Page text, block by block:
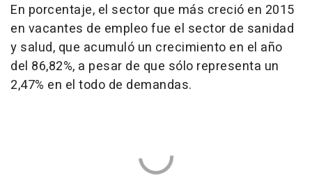
En porcentaje, el sector que más creció en 2015
en vacantes de empleo fue el sector de sanidad
y salud, que acumuló un crecimiento en el año
del 86,82%, a pesar de que sólo representa un
2,47% en el todo de demandas.